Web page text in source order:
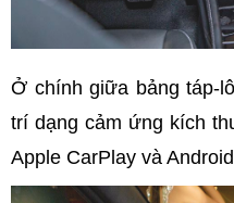
Ở chính giữa bảng táp-
trí dạng cảm ứng kích
Apple CarPlay và